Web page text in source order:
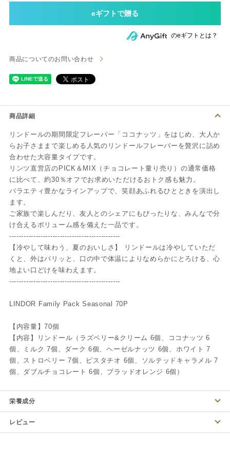
のeギフトとは？
商品についてのお問い合わせ
商品詳細
リンドールの期間限定フレーバー「ココナッツ」をはじめ、大人か
らお子さままで楽しめる人気のリンドールフレーバーを贅沢に詰め
合わせた大容量タイプです。
リンツ直営店のPICK＆MIX（チョコレート量り売り）の通常価格
に比べて、約30％オフでお求めいただけるおトク感も魅力。
バラエティ豊かなラインアップで、笑顔あふれるひとときを演出し
ます。
ご家族で楽しんだり、友人とのシェアにもぴったりな、みんなで分
け合えるボリューム感を備えた一品です。
----------------------------------------------
【冷やして味わう、夏のおいしさ】 リンドールは冷やしていただ
くと、外はパリッと、口の中で体温によりなめらかにとろける、心
地よい口どけを味わえます。
----------------------------------------------
LINDOR Family Pack Seasonal 70P
【内容量】70個
【内容】リンドール（ラズベリー&クリーム 6個、ココナッツ 6
個、ミルク 7個、ダーク 6個、ヘーゼルナッツ 6個、ホワイト 7
個、ストロベリー 7個、ピスタチオ 6個、ソルテッドキャラメル 7
個、ダブルチョコレート 6個、ブラッドオレンジ 6個）
栄養成分
レビュー